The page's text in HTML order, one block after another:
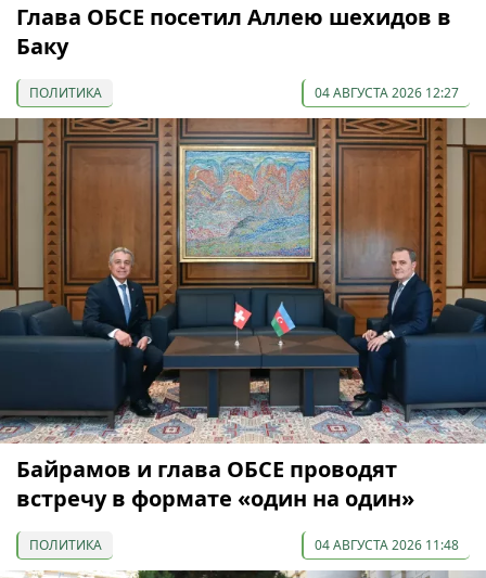
Глава ОБСЕ посетил Аллею шехидов в
Баку
ПОЛИТИКА 04 АВГУСТА 2026 12:27
Байрамов и глава ОБСЕ проводят
встречу в формате «один на один»
ПОЛИТИКА 04 АВГУСТА 2026 11:48